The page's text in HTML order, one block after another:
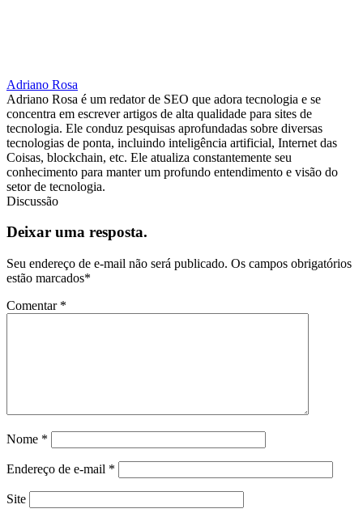
Adriano Rosa
Adriano Rosa é um redator de SEO que adora tecnologia e se
concentra em escrever artigos de alta qualidade para sites de
tecnologia. Ele conduz pesquisas aprofundadas sobre diversas
tecnologias de ponta, incluindo inteligência artificial, Internet das
Coisas, blockchain, etc. Ele atualiza constantemente seu
conhecimento para manter um profundo entendimento e visão do
setor de tecnologia.
Discussão
Deixar uma resposta.
Seu endereço de e-mail não será publicado. Os campos obrigatórios
estão marcados*
Comentar *
Nome *
Endereço de e-mail *
Site